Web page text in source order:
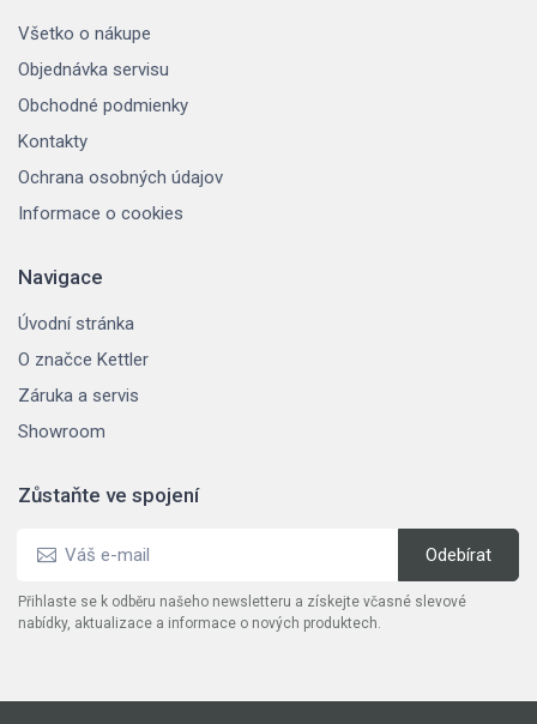
Všetko o nákupe
Objednávka servisu
Obchodné podmienky
Kontakty
Ochrana osobných údajov
Informace o cookies
Navigace
Úvodní stránka
O značce Kettler
Záruka a servis
Showroom
Zůstaňte ve spojení
Přihlaste se k odběru našeho newsletteru a získejte včasné slevové
nabídky, aktualizace a informace o nových produktech.